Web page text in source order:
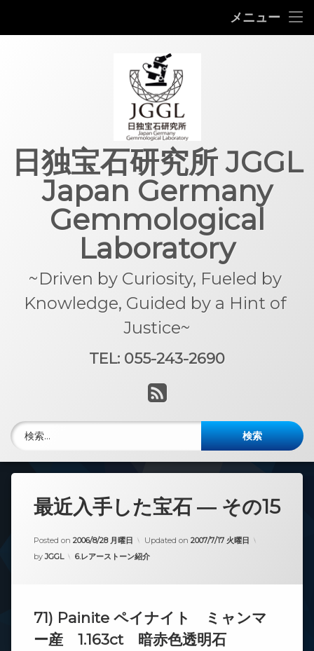
メニュー
Gem Information
ご連絡 Contact
日独宝石研究所 JGGL
Japan Germany
Gemmological
Laboratory
~Driven by Curiosity, Fueled by
Knowledge, Guided by a Hint of
Justice~
TEL: 055-243-2690
RSS
検索:
最近入手した宝石 ― その15
Posted on 2006/8/28 月曜日 Updated on 2007/7/17 火曜日
byJGGL カテゴリー:
6.レアーストーン紹介
71) Painite ペイナイト ミャンマ
ー産 1.163ct 暗赤色透明石